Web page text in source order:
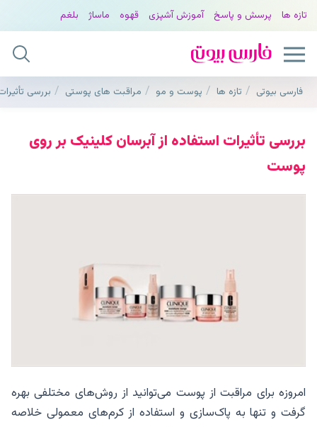
تازه ها پرسش و پاسخ آموزش آشپزی قهوه ماساژ بلغم
فارسی بیوتی تازه ها پوست و مو مراقبت های پوستی بررسی
بررسی تأثیرات استفاده از آبرسان کلینیک بر روی
پوست
امروزه برای مراقبت از پوست می‌توانید از روش‌های مختلفی بهره
گرفت و تنها به پاک‌سازی و استفاده از کرم‌های معمولی خلاصه